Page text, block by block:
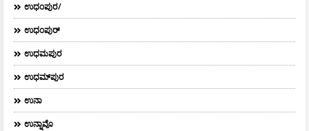
ಉಧಂಪುರ/
ಉಧಂಪುರ್
ಉಧಮಪುರ
ಉಧಮ್‌ಪುರ
ಉನಾ
ಉನ್ನಾವೊ